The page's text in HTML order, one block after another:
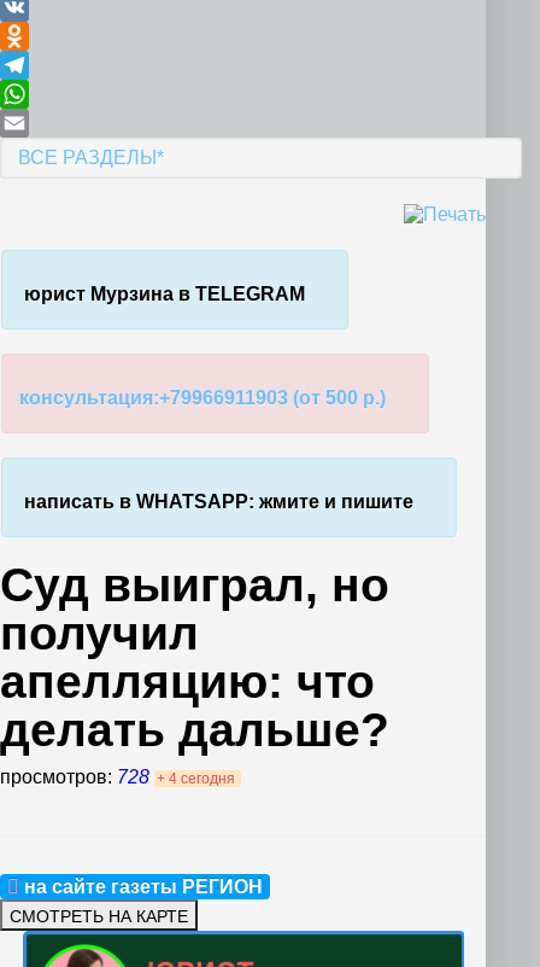
VK
Odnoklassniki
Telegram
WhatsApp
Email
ВСЕ РАЗДЕЛЫ*
юрист Мурзина в TELEGRAM
консультация:+79966911903 (от 500 р.)
написать в WHATSAPP: жмите и пишите
Суд выиграл, но
получил
апелляцию: что
делать дальше?
просмотров: 728 + 4 сегодня
на сайте газеты РЕГИОН